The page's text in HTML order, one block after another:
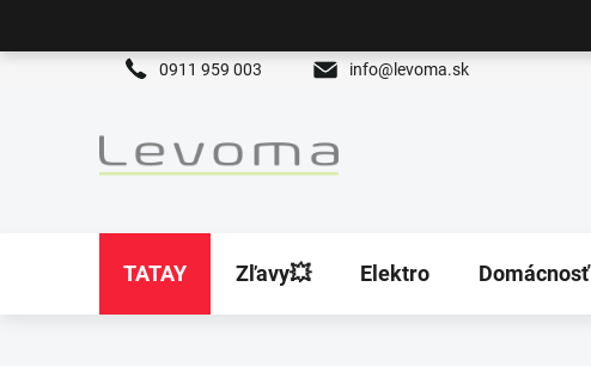
0911 959 003 info@levoma.sk
TATAY Zľavy💥 Elektro Domácnosť